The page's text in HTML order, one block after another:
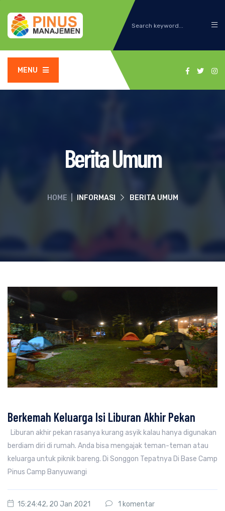
MENU
Berita Umum
HOME INFORMASI BERITA UMUM
Berkemah Keluarga Isi Liburan Akhir Pekan
Liburan akhir pekan rasanya kurang asyik kalau hanya digunakan
berdiam diri di rumah. Anda bisa mengajak teman-teman atau
keluarga untuk piknik bareng. Di Songgon Tepatnya Di Base Camp
Pinus Camp Banyuwangi
15:24:42, 20 Jan 2021 1 komentar